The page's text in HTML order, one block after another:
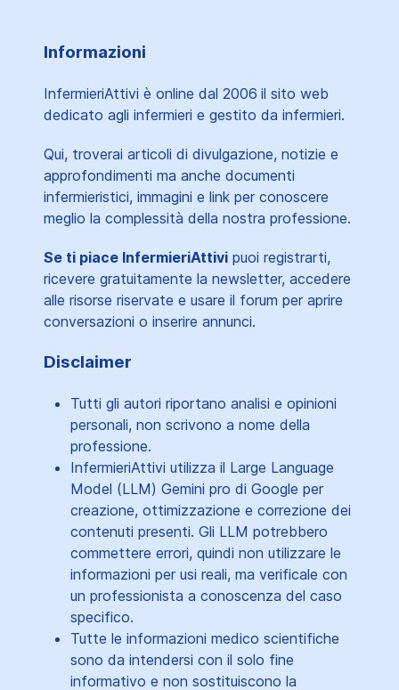
Informazioni
InfermieriAttivi è online dal 2006 il sito web
dedicato agli infermieri e gestito da infermieri.
Qui, troverai articoli di divulgazione, notizie e
approfondimenti ma anche documenti
infermieristici, immagini e link per conoscere
meglio la complessità della nostra professione.
Se ti piace InfermieriAttivi puoi registrarti,
ricevere gratuitamente la newsletter, accedere
alle risorse riservate e usare il forum per aprire
conversazioni o inserire annunci.
Disclaimer
Tutti gli autori riportano analisi e opinioni
personali, non scrivono a nome della
professione.
InfermieriAttivi utilizza il Large Language
Model (LLM) Gemini pro di Google per
creazione, ottimizzazione e correzione dei
contenuti presenti. Gli LLM potrebbero
commettere errori, quindi non utilizzare le
informazioni per usi reali, ma verificale con
un professionista a conoscenza del caso
specifico.
Tutte le informazioni medico scientifiche
sono da intendersi con il solo fine
informativo e non sostituiscono la